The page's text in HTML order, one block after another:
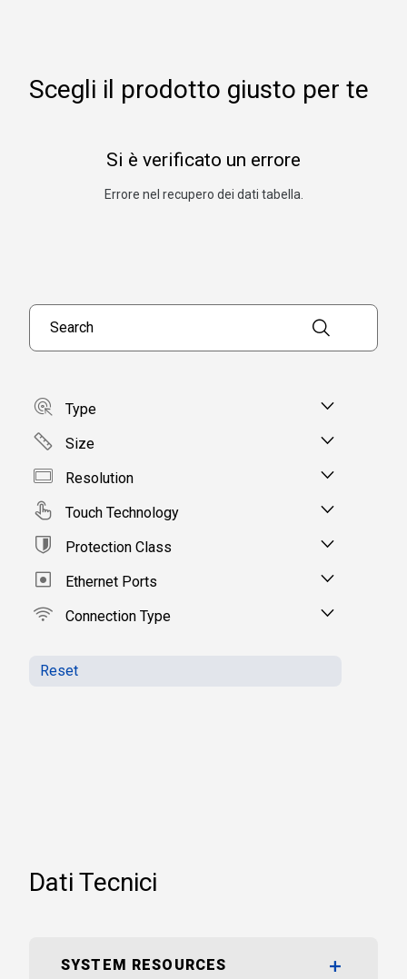
Scegli il prodotto giusto per te
Search products
Type
Size
Resolution
Touch Technology
Protection Class
Ethernet Ports
Connection Type
Reset
Si è verificato un errore
Errore nel recupero dei dati tabella.
Dati Tecnici
SYSTEM RESOURCES